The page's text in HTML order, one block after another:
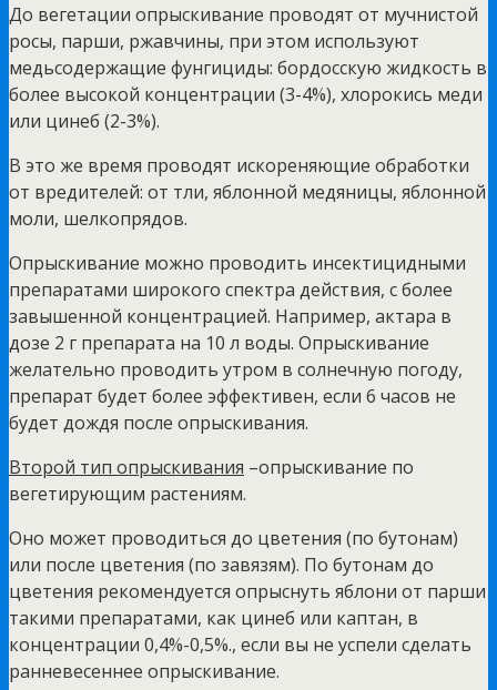
До вегетации опрыскивание проводят от мучнистой
росы, парши, ржавчины, при этом используют
медьсодержащие фунгициды: бордосскую жидкость в
более высокой концентрации (3-4%), хлорокись меди
или цинеб (2-3%).
В это же время проводят искореняющие обработки
от вредителей: от тли, яблонной медяницы, яблонной
моли, шелкопрядов.
Опрыскивание можно проводить инсектицидными
препаратами широкого спектра действия, с более
завышенной концентрацией. Например, актара в
дозе 2 г препарата на 10 л воды. Опрыскивание
желательно проводить утром в солнечную погоду,
препарат будет более эффективен, если 6 часов не
будет дождя после опрыскивания.
Второй тип опрыскивания –опрыскивание по
вегетирующим растениям.
Оно может проводиться до цветения (по бутонам)
или после цветения (по завязям). По бутонам до
цветения рекомендуется опрыснуть яблони от парши
такими препаратами, как цинеб или каптан, в
концентрации 0,4%-0,5%., если вы не успели сделать
ранневесеннее опрыскивание.